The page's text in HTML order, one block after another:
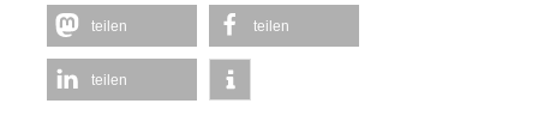
teilen teilen
teilen